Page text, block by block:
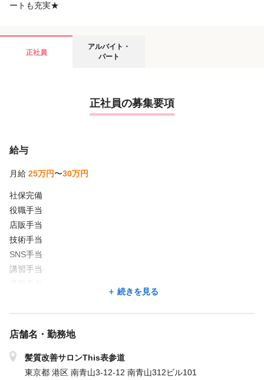
ートも充実★
正社員
アルバイト・
パート
正社員の募集要項
給与
月給 25万円〜30万円
社保完備
役職手当
店販手当
技術手当
SNS手当
講習手当
続きを見る
店舗名・勤務地
髪質改善サロンThis表参道
東京都 港区 南青山3-12-12 南青山312ビル101